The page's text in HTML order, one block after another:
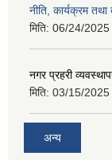
नीति, कार्यक्रम
मिति: 06/24/2025
नगर प्रहरी
मिति: 03/15/2025
अन्य